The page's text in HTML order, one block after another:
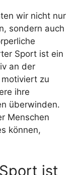
wir nicht nur
sondern auch
Sport ist ein
an der
zu
ihre
überwinden.
Menschen
können,
ist